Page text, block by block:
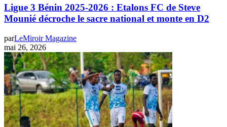
Ligue 3 Bénin 2025-2026 : Etalons FC de Steve
Mounié décroche le sacre national et monte en D2
parLeMiroir Magazine
mai 26, 2026